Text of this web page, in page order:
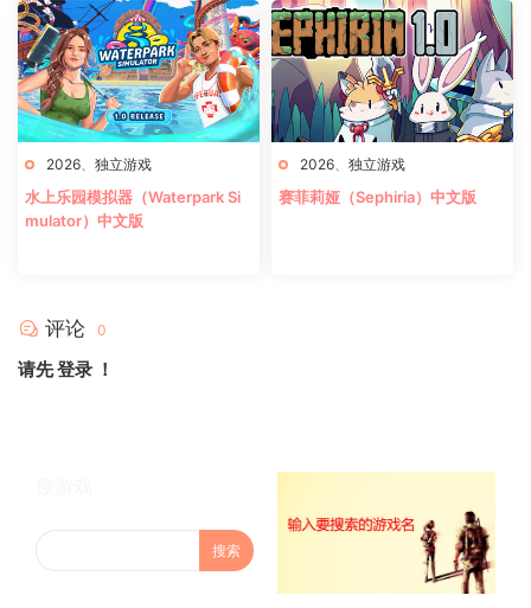
2026 独立游戏
水上乐园模拟器（Waterpark Si
mulator）中文版
2026 独立游戏
赛菲莉娅（Sephiria）中文版
评论 0
请先登录 ！